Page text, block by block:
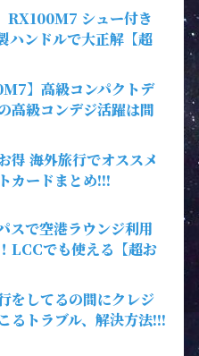
RX100M7 シュー付き
ンドルで大正解【超
】高級コンパクトデ
高級コンデジ活躍は間
得 海外旅行でオススメ
カードまとめ!!!
スで空港ラウンジ利用
LCCでも使える【超お
をしてるの間にクレジ
るトラブル、解決方法!!!